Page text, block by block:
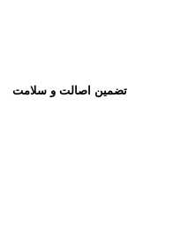
تضمین اصالت و سلامت